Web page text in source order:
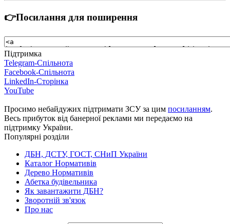
👉Посилання для поширення
Підтримка
Telegram-Спільнота
Facebook-Спільнота
LinkedIn-Сторінка
YouTube
Просимо небайдужих підтримати ЗСУ за цим посиланням.
Весь прибуток від банерної реклами ми передаємо на
підтримку України.
Популярні розділи
ДБН, ДСТУ, ГОСТ, СНиП України
Каталог Нормативів
Дерево Нормативів
Абетка будівельника
Як завантажити ДБН?
Зворотній зв'язок
Про нас